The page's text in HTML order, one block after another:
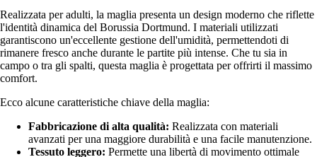
Realizzata per adulti, la maglia presenta un design moderno che riflette
l'identità dinamica del Borussia Dortmund. I materiali utilizzati
garantiscono un'eccellente gestione dell'umidità, permettendoti di
rimanere fresco anche durante le partite più intense. Che tu sia in
campo o tra gli spalti, questa maglia è progettata per offrirti il massimo
comfort.
Ecco alcune caratteristiche chiave della maglia:
Fabbricazione di alta qualità: Realizzata con materiali
avanzati per una maggiore durabilità e una facile manutenzione.
Tessuto leggero: Permette una libertà di movimento ottimale